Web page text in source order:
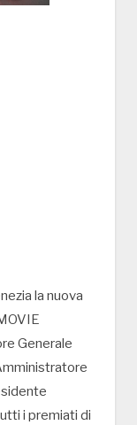
la nuova
Generale
i premiati di